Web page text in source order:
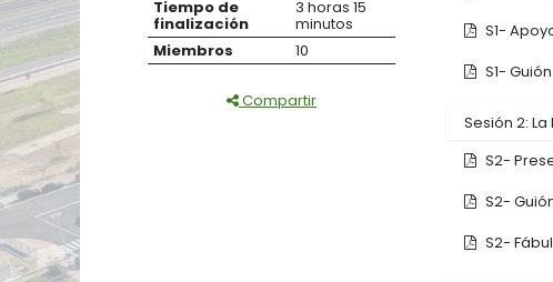
Tiempo de
finalización
3 horas 15
minutos
Miembros
10
Compartir
S1-
S1- Guión
Sesión 2:
S2-
S2-
S2-